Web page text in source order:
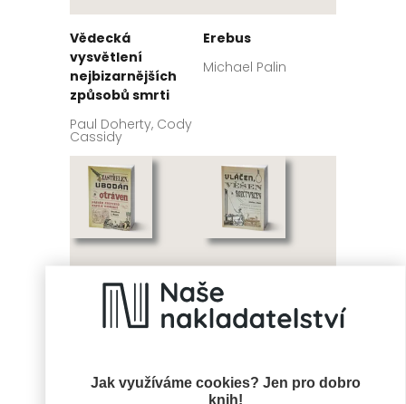
Jak využíváme cookies? Jen pro dobro
knih!
Vědecká
vysvětlení
nejbizarnějších
způsobů smrti
Paul Doherty, Cody
Cassidy
Erebus
Michael Palin
Zastřelen, ubodán Vláčen, věšen a
rozčtvrcen